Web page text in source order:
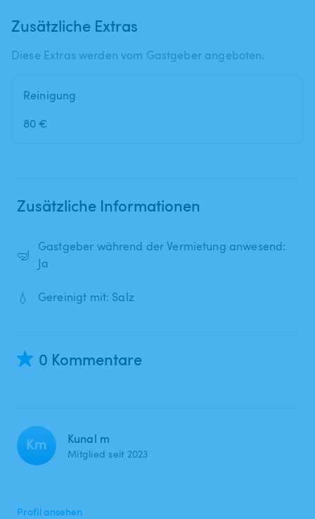
Zusätzliche Extras
Diese Extras werden vom Gastgeber angeboten.
Reinigung
80 €
Zusätzliche Informationen
🤿
Gastgeber während der Vermietung anwesend:
Ja
💧 Gereinigt mit: Salz
0 Kommentare
Km Kunal m
Mitglied seit 2023
Profil ansehen